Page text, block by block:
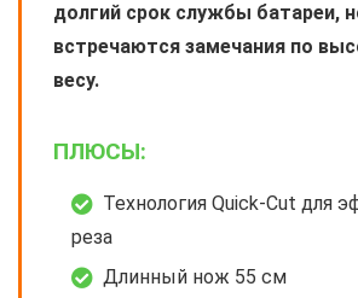
долгий срок службы батареи,
встречаются замечания по
весу.
ПЛЮСЫ:
Технология Quick-Cut для
реза
Длинный нож 55 см